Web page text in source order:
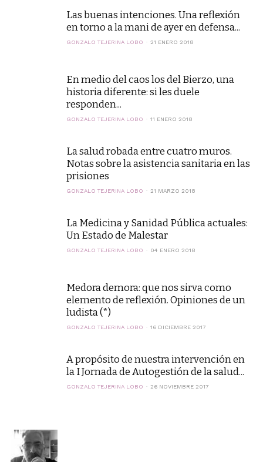
Las buenas intenciones. Una reflexión
en torno a la mani de ayer en defensa...
GONZALO TEJERINA LOBO 21 ENERO 2018
En medio del caos los del Bierzo, una
historia diferente: si les duele
responden...
GONZALO TEJERINA LOBO 11 ENERO 2018
La salud robada entre cuatro muros.
Notas sobre la asistencia sanitaria en las
prisiones
GONZALO TEJERINA LOBO 21 MARZO 2018
La Medicina y Sanidad Pública actuales:
Un Estado de Malestar
GONZALO TEJERINA LOBO 04 ENERO 2018
Medora demora: que nos sirva como
elemento de reflexión. Opiniones de un
ludista (*)
GONZALO TEJERINA LOBO 16 DICIEMBRE 2017
A propósito de nuestra intervención en
la I Jornada de Autogestión de la salud...
GONZALO TEJERINA LOBO 26 NOVIEMBRE 2017